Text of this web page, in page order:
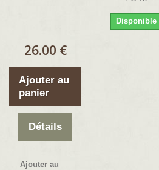
Disponible
26.00 €
Ajouter au
panier
Détails
Ajouter au